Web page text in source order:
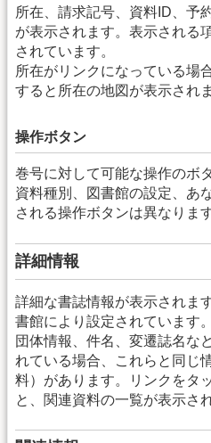
所在、請求記号、資料ID、予
が表示されます。表示される
されています。
所在がリンクになっている場
すると所在の地図が表示されま
操作ボタン
巻号に対して可能な操作のボ
資料種別、図書館の設定、あ
される操作ボタンは異なります
詳細情報
詳細な書誌情報が表示されま
書館により設定されています。
団体情報、件名、変遷誌名な
れている場合、これらと同じ
料）があります。リンクをタ
と、関連資料の一覧が表示さ